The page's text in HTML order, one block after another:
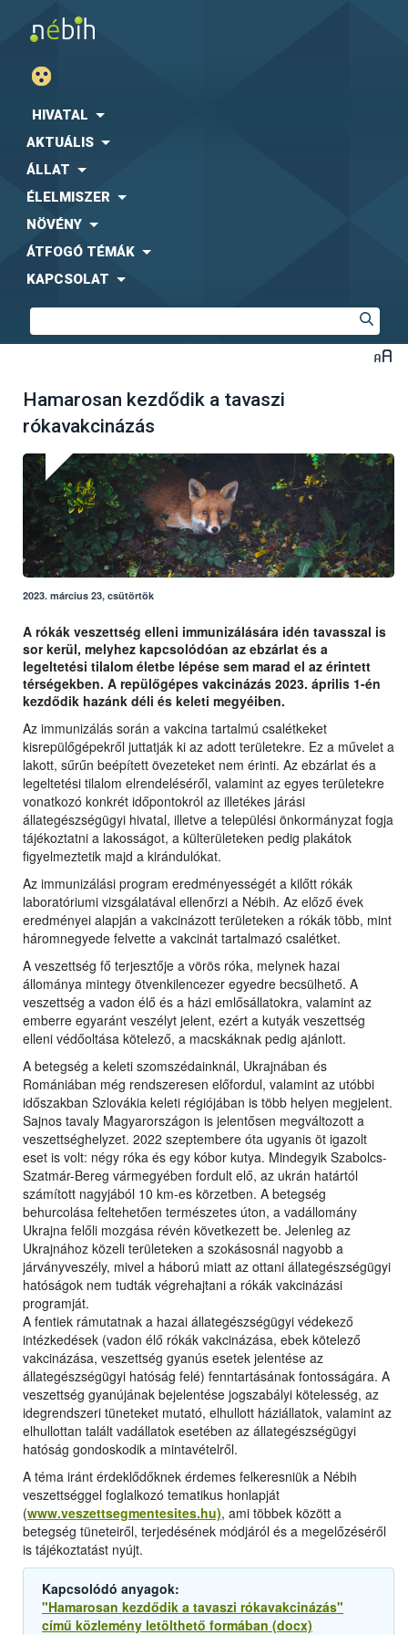
HIVATAL
AKTUÁLIS
ÁLLAT
ÉLELMISZER
NÖVÉNY
ÁTFOGÓ TÉMÁK
KAPCSOLAT
Hamarosan kezdődik a tavaszi
rókavakcinázás
2023. március 23, csütörtök
A rókák veszettség elleni immunizálására idén tavasszal is
sor kerül, melyhez kapcsolódóan az ebzárlat és a
legeltetési tilalom életbe lépése sem marad el az érintett
térségekben. A repülőgépes vakcinázás 2023. április 1-én
kezdődik hazánk déli és keleti megyéiben.
Az immunizálás során a vakcina tartalmú csalétkeket
kisrepülőgépekről juttatják ki az adott területekre. Ez a művelet a
lakott, sűrűn beépített övezeteket nem érinti. Az ebzárlat és a
legeltetési tilalom elrendeléséről, valamint az egyes területekre
vonatkozó konkrét időpontokról az illetékes járási
állategészségügyi hivatal, illetve a települési önkormányzat fogja
tájékoztatni a lakosságot, a külterületeken pedig plakátok
figyelmeztetik majd a kirándulókat.
Az immunizálási program eredményességét a kilőtt rókák
laboratóriumi vizsgálatával ellenőrzi a Nébih. Az előző évek
eredményei alapján a vakcinázott területeken a rókák több, mint
háromnegyede felvette a vakcinát tartalmazó csalétket.
A veszettség fő terjesztője a vörös róka, melynek hazai
állománya mintegy ötvenkilencezer egyedre becsülhető. A
veszettség a vadon élő és a házi emlősállatokra, valamint az
emberre egyaránt veszélyt jelent, ezért a kutyák veszettség
elleni védőoltása kötelező, a macskáknak pedig ajánlott.
A betegség a keleti szomszédainknál, Ukrajnában és
Romániában még rendszeresen előfordul, valamint az utóbbi
időszakban Szlovákia keleti régiójában is több helyen megjelent.
Sajnos tavaly Magyarországon is jelentősen megváltozott a
veszettséghelyzet. 2022 szeptembere óta ugyanis öt igazolt
eset is volt: négy róka és egy kóbor kutya. Mindegyik Szabolcs-
Szatmár-Bereg vármegyében fordult elő, az ukrán határtól
számított nagyjából 10 km-es körzetben. A betegség
behurcolása feltehetően természetes úton, a vadállomány
Ukrajna felőli mozgása révén következett be. Jelenleg az
Ukrajnához közeli területeken a szokásosnál nagyobb a
járványveszély, mivel a háború miatt az ottani állategészségügyi
hatóságok nem tudták végrehajtani a rókák vakcinázási
programját.
A fentiek rámutatnak a hazai állategészségügyi védekező
intézkedések (vadon élő rókák vakcinázása, ebek kötelező
vakcinázása, veszettség gyanús esetek jelentése az
állategészségügyi hatóság felé) fenntartásának fontosságára. A
veszettség gyanújának bejelentése jogszabályi kötelesség, az
idegrendszeri tüneteket mutató, elhullott háziállatok, valamint az
elhullottan talált vadállatok esetében az állategészségügyi
hatóság gondoskodik a mintavételről.
A téma iránt érdeklődőknek érdemes felkeresniük a Nébih
veszettséggel foglalkozó tematikus honlapját
(www.veszettsegmentesites.hu), ami többek között a
betegség tüneteiről, terjedésének módjáról és a megelőzéséről
is tájékoztatást nyújt.
Kapcsolódó anyagok:
"Hamarosan kezdődik a tavaszi rókavakcinázás"
című közlemény letölthető formában (docx)